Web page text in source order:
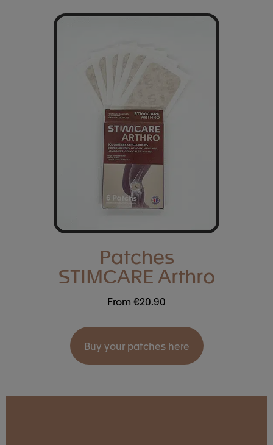
Patches
STIMCARE Arthro
From €20.90
Buy your patches here